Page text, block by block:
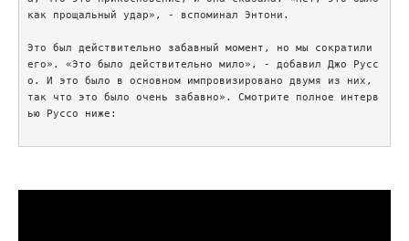
как прощальный удар», - вспоминал Энтони.
Это был действительно забавный момент, но мы сократили
его». «Это было действительно мило», - добавил Джо Русс
о. И это было в основном импровизировано двумя из них,
так что это было очень забавно». Смотрите полное интерв
ью Руссо ниже: